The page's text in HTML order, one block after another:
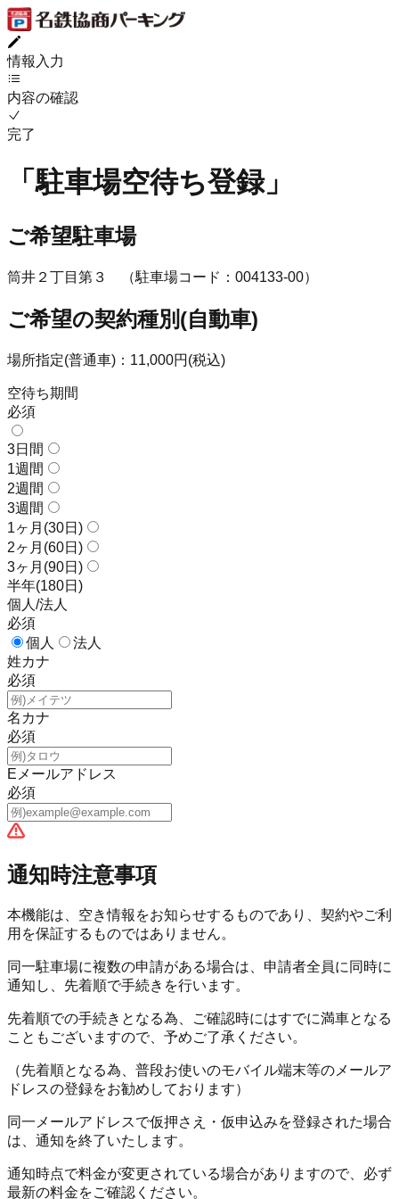
情報入力
内容の確認
完了
「駐車場空待ち登録」
ご希望駐車場
筒井２丁目第３ （駐車場コード： 004133-00）
ご希望の契約種別(自動車)
場所指定(普通車) ： 11,000円(税込)
空待ち期間
必須
3日間
1週間
2週間
3週間
1ヶ月(30日)
2ヶ月(60日)
3ヶ月(90日)
半年(180日)
個人/法人
必須
個人
法人
姓カナ
必須
名カナ
必須
Eメールアドレス
必須
通知時注意事項
本機能は、空き情報をお知らせするものであり、 契約やご利
用を保証するものではありません。
同一駐車場に複数の申請がある場合は、申請者全員に同時に
通知し、 先着順で手続きを行います。
先着順での手続きとなる為、ご確認時にはすでに満車となる
こともございますので、予めご了承ください。
（先着順となる為、普段お使いのモバイル端末等のメールア
ドレスの登録をお勧めしております）
同一メールアドレスで仮押さえ・仮申込みを登録された場合
は、通知を終了いたします。
通知時点で料金が変更されている場合がありますので、必ず
最新の料金をご確認ください。